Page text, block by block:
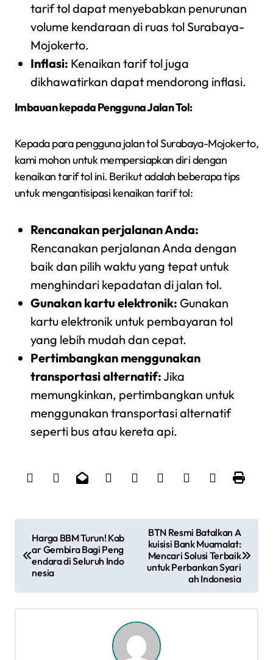
tarif tol dapat menyebabkan penurunan
volume kendaraan di ruas tol Surabaya-
Mojokerto.
Inflasi: Kenaikan tarif tol juga
dikhawatirkan dapat mendorong inflasi.
Imbauan kepada Pengguna Jalan Tol:
Kepada para pengguna jalan tol Surabaya-Mojokerto,
kami mohon untuk mempersiapkan diri dengan
kenaikan tarif tol ini. Berikut adalah beberapa tips
untuk mengantisipasi kenaikan tarif tol:
Rencanakan perjalanan Anda:
Rencanakan perjalanan Anda dengan
baik dan pilih waktu yang tepat untuk
menghindari kepadatan di jalan tol.
Gunakan kartu elektronik: Gunakan
kartu elektronik untuk pembayaran tol
yang lebih mudah dan cepat.
Pertimbangkan menggunakan
transportasi alternatif:Jika
memungkinkan, pertimbangkan untuk
menggunakan transportasi alternatif
seperti bus atau kereta api.
i
Harga BBM Turun! Kab
ar Gembira Bagi Peng
endara di Seluruh Indo
nesia
BTN Resmi Batalkan A
kuisisi Bank Muamalat:
Mencari Solusi Terbaik
untuk Perbankan Syari
ah Indonesia